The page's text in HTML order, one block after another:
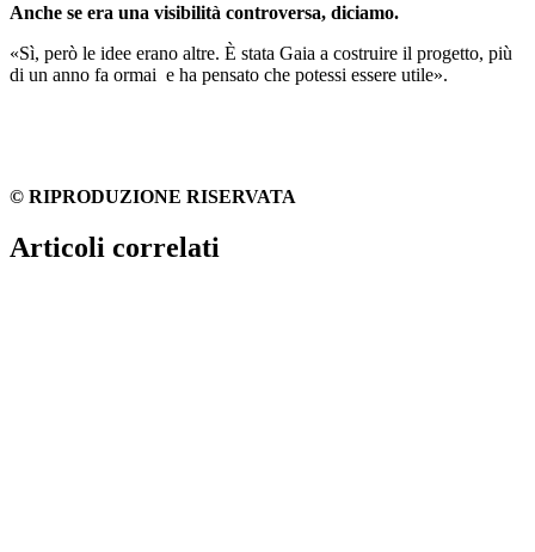
Anche se era una visibilità controversa, diciamo.
«Sì, però le idee erano altre. È stata Gaia a costruire il progetto, più
di un anno fa ormai e ha pensato che potessi essere utile».
© RIPRODUZIONE RISERVATA
Articoli correlati